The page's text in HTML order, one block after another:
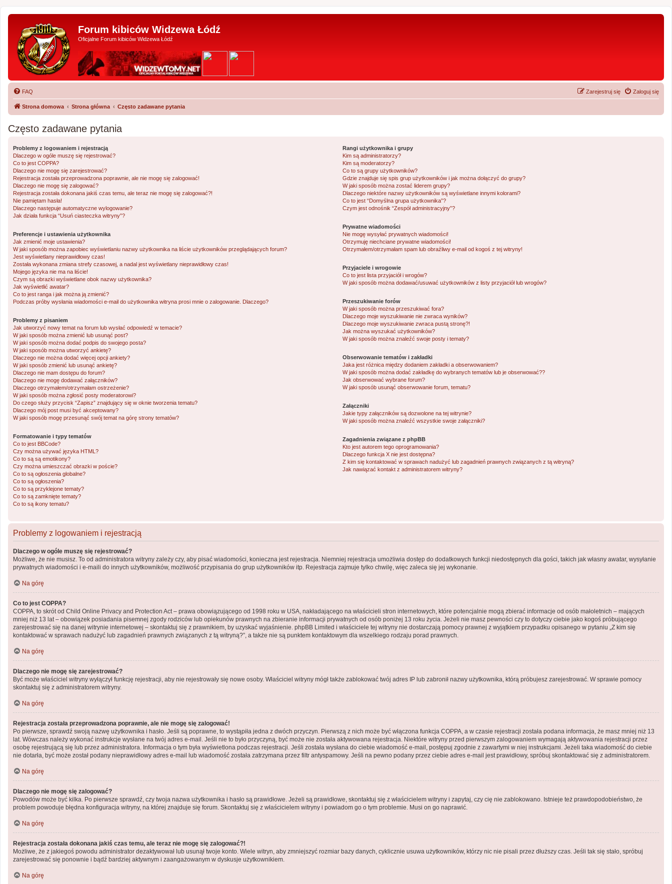
Forum kibiców Widzewa Łódź
Oficjalne Forum kibiców Widzewa Łódź
FAQ Zaloguj się
Zarejestruj się
Strona domowa Strona główna Często zadawane pytania
Często zadawane pytania
Problemy z logowaniem i rejestracją
Dlaczego w ogóle muszę się rejestrować?
Co to jest COPPA?
Dlaczego nie mogę się zarejestrować?
Rejestracja została przeprowadzona poprawnie, ale nie mogę się zalogować!
Dlaczego nie mogę się zalogować?
Rejestracja została dokonana jakiś czas temu, ale teraz nie mogę się zalogować?!
Nie pamiętam hasła!
Dlaczego następuje automatyczne wylogowanie?
Jak działa funkcja “Usuń ciasteczka witryny”?
Preferencje i ustawienia użytkownika
Jak zmienić moje ustawienia?
W jaki sposób można zapobiec wyświetlaniu nazwy użytkownika na liście użytkowników przeglądających forum?
Jest wyświetlany nieprawidłowy czas!
Została wykonana zmiana strefy czasowej, a nadal jest wyświetlany nieprawidłowy czas!
Mojego języka nie ma na liście!
Czym są obrazki wyświetlane obok nazwy użytkownika?
Jak wyświetlić awatar?
Co to jest ranga i jak można ją zmienić?
Podczas próby wysłania wiadomości e-mail do użytkownika witryna prosi mnie o zalogowanie. Dlaczego?
Problemy z pisaniem
Jak utworzyć nowy temat na forum lub wysłać odpowiedź w temacie?
W jaki sposób można zmienić lub usunąć post?
W jaki sposób można dodać podpis do swojego posta?
W jaki sposób można utworzyć ankietę?
Dlaczego nie można dodać więcej opcji ankiety?
W jaki sposób zmienić lub usunąć ankietę?
Dlaczego nie mam dostępu do forum?
Dlaczego nie mogę dodawać załączników?
Dlaczego otrzymałem/otrzymałam ostrzeżenie?
W jaki sposób można zgłosić posty moderatorowi?
Do czego służy przycisk “Zapisz” znajdujący się w oknie tworzenia tematu?
Dlaczego mój post musi być akceptowany?
W jaki sposób mogę przesunąć swój temat na górę strony tematów?
Formatowanie i typy tematów
Co to jest BBCode?
Czy można używać języka HTML?
Co to są są emotikony?
Czy można umieszczać obrazki w poście?
Co to są ogłoszenia globalne?
Co to są ogłoszenia?
Co to są przyklejone tematy?
Co to są zamknięte tematy?
Co to są ikony tematu?
Rangi użytkownika i grupy
Kim są administratorzy?
Kim są moderatorzy?
Co to są grupy użytkowników?
Gdzie znajduje się spis grup użytkowników i jak można dołączyć do grupy?
W jaki sposób można zostać liderem grupy?
Dlaczego niektóre nazwy użytkowników są wyświetlane innymi kolorami?
Co to jest “Domyślna grupa użytkownika”?
Czym jest odnośnik “Zespół administracyjny”?
Prywatne wiadomości
Nie mogę wysyłać prywatnych wiadomości!
Otrzymuję niechciane prywatne wiadomości!
Otrzymałem/otrzymałam spam lub obraźliwy e-mail od kogoś z tej witryny!
Przyjaciele i wrogowie
Co to jest lista przyjaciół i wrogów?
W jaki sposób można dodawać/usuwać użytkowników z listy przyjaciół lub wrogów?
Przeszukiwanie forów
W jaki sposób można przeszukiwać fora?
Dlaczego moje wyszukiwanie nie zwraca wyników?
Dlaczego moje wyszukiwanie zwraca pustą stronę?!
Jak można wyszukać użytkowników?
W jaki sposób można znaleźć swoje posty i tematy?
Obserwowanie tematów i zakładki
Jaka jest różnica między dodaniem zakładki a obserwowaniem?
W jaki sposób można dodać zakładkę do wybranych tematów lub je obserwować??
Jak obserwować wybrane forum?
W jaki sposób usunąć obserwowanie forum, tematu?
Załączniki
Jakie typy załączników są dozwolone na tej witrynie?
W jaki sposób można znaleźć wszystkie swoje załączniki?
Zagadnienia związane z phpBB
Kto jest autorem tego oprogramowania?
Dlaczego funkcja X nie jest dostępna?
Z kim się kontaktować w sprawach nadużyć lub zagadnień prawnych związanych z tą witryną?
Jak nawiązać kontakt z administratorem witryny?
Problemy z logowaniem i rejestracją
Dlaczego w ogóle muszę się rejestrować?
Możliwe, że nie musisz. To od administratora witryny zależy czy, aby pisać wiadomości, konieczna jest rejestracja. Niemniej rejestracja umożliwia dostęp do dodatkowych funkcji niedostępnych dla gości, takich jak własny awatar, wysyłanie
prywatnych wiadomości i e-maili do innych użytkowników, możliwość przypisania do grup użytkowników itp. Rejestracja zajmuje tylko chwilę, więc zaleca się jej wykonanie.
Na górę
Co to jest COPPA?
COPPA, to skrót od Child Online Privacy and Protection Act – prawa obowiązującego od 1998 roku w USA, nakładającego na właścicieli stron internetowych, które potencjalnie mogą zbierać informacje od osób małoletnich – mających
mniej niż 13 lat – obowiązek posiadania pisemnej zgody rodziców lub opiekunów prawnych na zbieranie informacji prywatnych od osób poniżej 13 roku życia. Jeżeli nie masz pewności czy to dotyczy ciebie jako kogoś próbującego
zarejestrować się na danej witrynie internetowej – skontaktuj się z prawnikiem, by uzyskać wyjaśnienie. phpBB Limited i właściciele tej witryny nie dostarczają pomocy prawnej z wyjątkiem przypadku opisanego w pytaniu „Z kim się
kontaktować w sprawach nadużyć lub zagadnień prawnych związanych z tą witryną?”, a także nie są punktem kontaktowym dla wszelkiego rodzaju porad prawnych.
Na górę
Dlaczego nie mogę się zarejestrować?
Być może właściciel witryny wyłączył funkcję rejestracji, aby nie rejestrowały się nowe osoby. Właściciel witryny mógł także zablokować twój adres IP lub zabronił nazwy użytkownika, którą próbujesz zarejestrować. W sprawie pomocy
skontaktuj się z administratorem witryny.
Na górę
Rejestracja została przeprowadzona poprawnie, ale nie mogę się zalogować!
Po pierwsze, sprawdź swoją nazwę użytkownika i hasło. Jeśli są poprawne, to wystąpiła jedna z dwóch przyczyn. Pierwszą z nich może być włączona funkcja COPPA, a w czasie rejestracji została podana informacja, że masz mniej niż 13
lat. Wówczas należy wykonać instrukcje wysłane na twój adres e-mail. Jeśli nie to było przyczyną, być może nie została aktywowana rejestracja. Niektóre witryny przed pierwszym zalogowaniem wymagają aktywowania rejestracji przez
osobę rejestrującą się lub przez administratora. Informacja o tym była wyświetlona podczas rejestracji. Jeśli została wysłana do ciebie wiadomość e-mail, postępuj zgodnie z zawartymi w niej instrukcjami. Jeżeli taka wiadomość do ciebie
nie dotarła, być może został podany nieprawidłowy adres e-mail lub wiadomość została zatrzymana przez filtr antyspamowy. Jeśli na pewno podany przez ciebie adres e-mail jest prawidłowy, spróbuj skontaktować się z administratorem.
Na górę
Dlaczego nie mogę się zalogować?
Powodów może być kilka. Po pierwsze sprawdź, czy twoja nazwa użytkownika i hasło są prawidłowe. Jeżeli są prawidłowe, skontaktuj się z właścicielem witryny i zapytaj, czy cię nie zablokowano. Istnieje też prawdopodobieństwo, że
problem powoduje błędna konfiguracja witryny, na której znajduje się forum. Skontaktuj się z właścicielem witryny i powiadom go o tym problemie. Musi on go naprawić.
Na górę
Rejestracja została dokonana jakiś czas temu, ale teraz nie mogę się zalogować?!
Możliwe, że z jakiegoś powodu administrator dezaktywował lub usunął twoje konto. Wiele witryn, aby zmniejszyć rozmiar bazy danych, cyklicznie usuwa użytkowników, którzy nic nie pisali przez dłuższy czas. Jeśli tak się stało, spróbuj
zarejestrować się ponownie i bądź bardziej aktywnym i zaangażowanym w dyskusje użytkownikiem.
Na górę